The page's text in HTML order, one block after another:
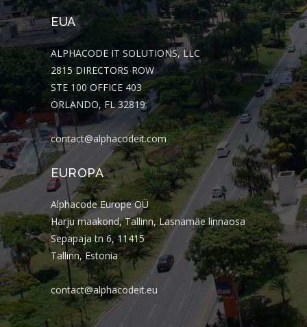
EUA
ALPHACODE IT SOLUTIONS, LLC
2815 DIRECTORS ROW
STE 100 OFFICE 403
ORLANDO, FL 32819
contact@alphacodeit.com
EUROPA
Alphacode Europe OÜ
Harju maakond, Tallinn, Lasnamäe linnaosa
Sepapaja tn 6, 11415
Tallinn, Estonia
contact@alphacodeit.eu